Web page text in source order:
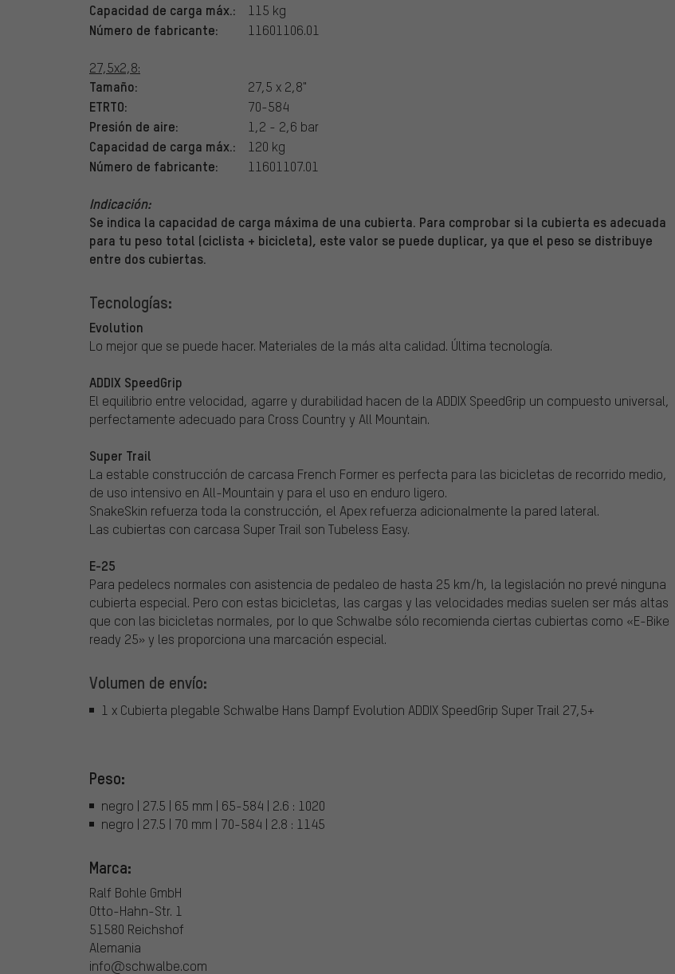
Capacidad de carga máx.: 115 kg
Número de fabricante: 11601106.01
27,5x2,8:
Tamaño: 27,5 x 2,8"
ETRTO: 70-584
Presión de aire: 1,2 - 2,6 bar
Capacidad de carga máx.: 120 kg
Número de fabricante: 11601107.01
Indicación:
Se indica la capacidad de carga máxima de una cubierta. Para comprobar si la cubierta es adecuada
para tu peso total (ciclista + bicicleta), este valor se puede duplicar, ya que el peso se distribuye
entre dos cubiertas.
Tecnologías:
Evolution
Lo mejor que se puede hacer. Materiales de la más alta calidad. Última tecnología.
ADDIX SpeedGrip
El equilibrio entre velocidad, agarre y durabilidad hacen de la ADDIX SpeedGrip un compuesto universal,
perfectamente adecuado para Cross Country y All Mountain.
Super Trail
La estable construcción de carcasa French Former es perfecta para las bicicletas de recorrido medio,
de uso intensivo en All-Mountain y para el uso en enduro ligero.
SnakeSkin refuerza toda la construcción, el Apex refuerza adicionalmente la pared lateral.
Las cubiertas con carcasa Super Trail son Tubeless Easy.
E-25
Para pedelecs normales con asistencia de pedaleo de hasta 25 km/h, la legislación no prevé ninguna
cubierta especial. Pero con estas bicicletas, las cargas y las velocidades medias suelen ser más altas
que con las bicicletas normales, por lo que Schwalbe sólo recomienda ciertas cubiertas como «E-Bike
ready 25» y les proporciona una marcación especial.
Volumen de envío:
1 x Cubierta plegable Schwalbe Hans Dampf Evolution ADDIX SpeedGrip Super Trail 27,5+
Peso:
negro | 27.5 | 65 mm | 65-584 | 2.6 : 1020
negro | 27.5 | 70 mm | 70-584 | 2.8 : 1145
Marca:
Ralf Bohle GmbH
Otto-Hahn-Str. 1
51580 Reichshof
Alemania
info@schwalbe.com